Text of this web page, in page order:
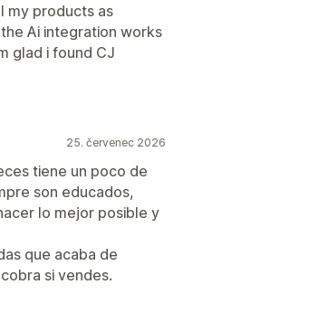
my products as
Ai integration works
glad i found CJ
25. červenec 2026
tiene un poco de
son educados,
lo mejor posible y
que acaba de
si vendes.